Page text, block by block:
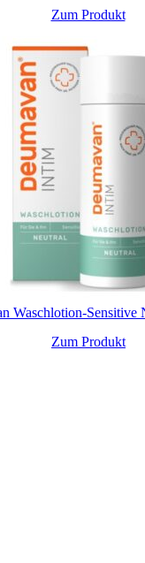
Zum Produkt
Waschlotion-Sensitive
Zum Produkt